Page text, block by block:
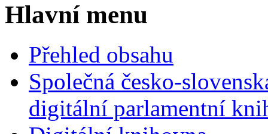
Hlavní menu
Přehled obsahu
Společná česko-
digitální parlamentní